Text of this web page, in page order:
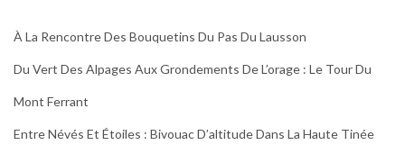
À La Rencontre Des Bouquetins Du Pas Du Lausson
Du Vert Des Alpages Aux Grondements De L’orage : Le Tour Du
Mont Ferrant
Entre Névés Et Étoiles : Bivouac D’altitude Dans La Haute Tinée